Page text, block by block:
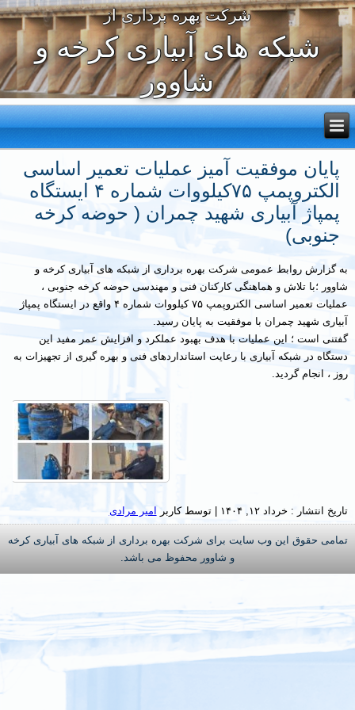
شرکت بهره برداری از
شبکه های آبیاری کرخه و
شاوور
پایان موفقیت آمیز عملیات تعمیر اساسی
الکتروپمپ ۷۵کیلووات شماره ۴ ایستگاه
پمپاژ آبیاری شهید چمران ( حوضه کرخه
جنوبی)
به گزارش روابط عمومی شرکت بهره برداری از شبکه های آبیاری کرخه و
شاوور ؛با تلاش و هماهنگی کارکنان فنی و مهندسی حوضه کرخه جنوبی ،
عملیات تعمیر اساسی الکتروپمپ ۷۵ کیلووات شماره ۴ واقع در ایستگاه پمپاژ
آبیاری شهید چمران با موفقیت به پایان رسید.
گفتنی است ؛ این عملیات با هدف بهبود عملکرد و افزایش عمر مفید این
دستگاه در شبکه آبیاری با رعایت استانداردهای فنی و بهره گیری از تجهیزات به
روز ، انجام گردید.
تاریخ انتشار : خرداد ۱۲, ۱۴۰۴ |توسط کاربر امیر مرادی
تمامی حقوق این وب سایت برای شرکت بهره برداری از شبکه های آبیاری کرخه
و شاوور محفوظ می باشد.